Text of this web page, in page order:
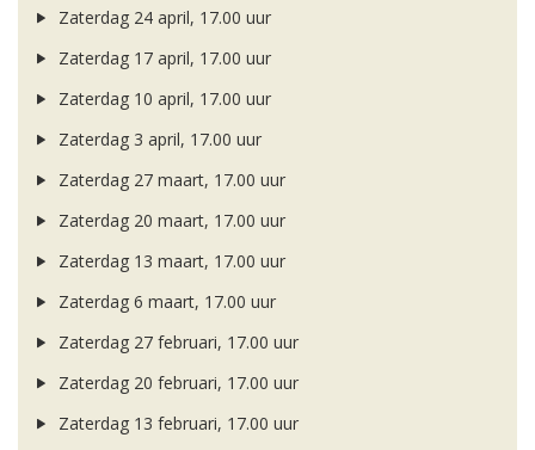
Zaterdag 24 april, 17.00 uur
Zaterdag 17 april, 17.00 uur
Zaterdag 10 april, 17.00 uur
Zaterdag 3 april, 17.00 uur
Zaterdag 27 maart, 17.00 uur
Zaterdag 20 maart, 17.00 uur
Zaterdag 13 maart, 17.00 uur
Zaterdag 6 maart, 17.00 uur
Zaterdag 27 februari, 17.00 uur
Zaterdag 20 februari, 17.00 uur
Zaterdag 13 februari, 17.00 uur